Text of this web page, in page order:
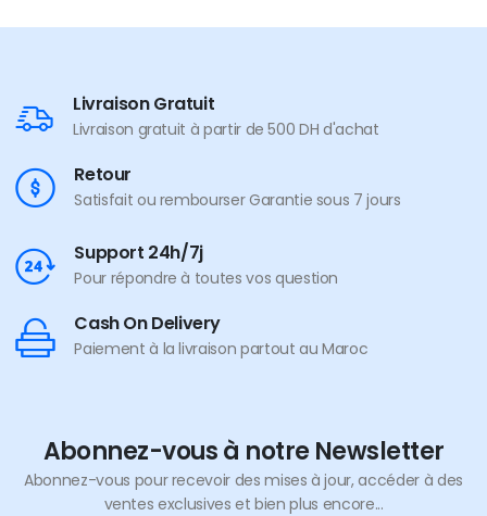
Livraison Gratuit
Livraison gratuit à partir de 500 DH d'achat
Retour
Satisfait ou rembourser Garantie sous 7 jours
Support 24h/7j
Pour répondre à toutes vos question
Cash On Delivery
Paiement à la livraison partout au Maroc
Abonnez-vous à notre Newsletter
Abonnez-vous pour recevoir des mises à jour, accéder à des
ventes exclusives et bien plus encore...